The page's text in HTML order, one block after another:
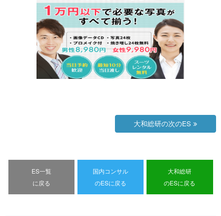
大和総研の次のES
ES一覧
に戻る
国内コンサル
のESに戻る
大和総研
のESに戻る